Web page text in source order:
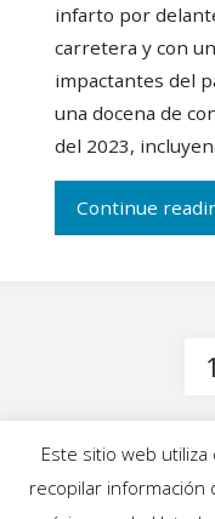
infarto por
carretera y con
impactantes del
una docena de
del 2023,
Continue
1
Este sitio web
recopilar información